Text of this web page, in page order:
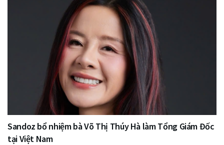
Sandoz bổ nhiệm bà Võ Thị Thúy Hà làm Tổng Giám Đốc
tại Việt Nam